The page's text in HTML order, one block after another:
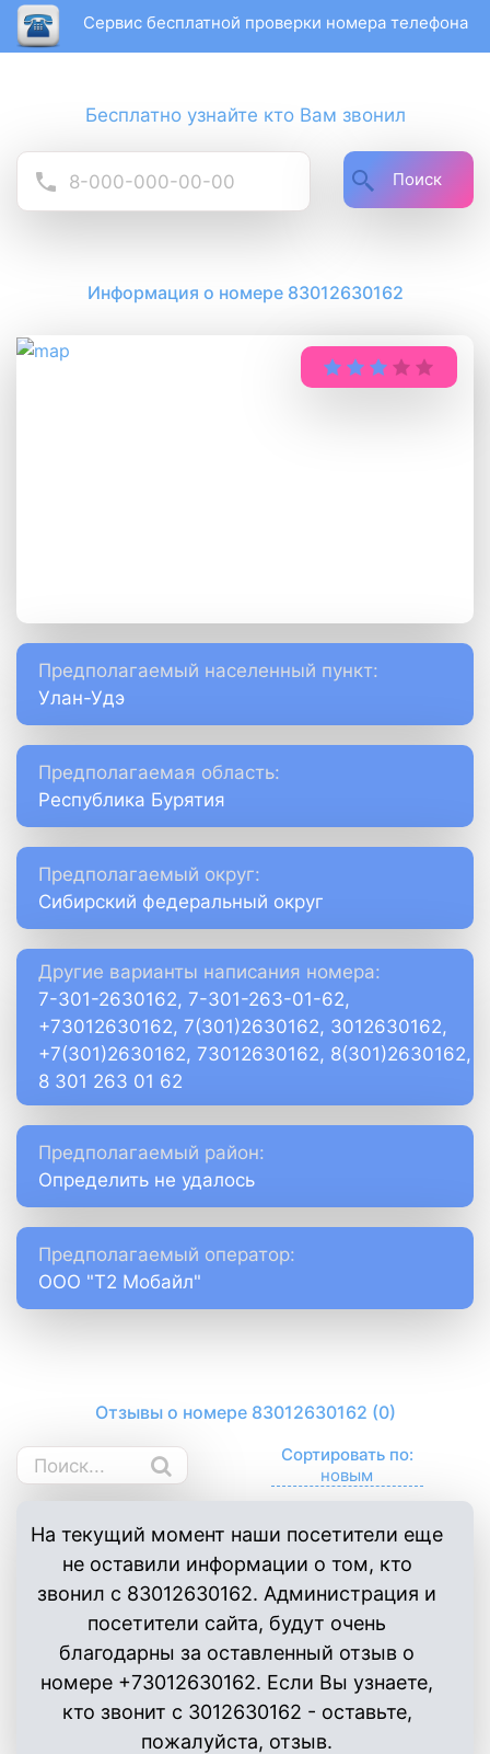
Сервис бесплатной проверки номера телефона
Бесплатно узнайте кто Вам звонил
Поиск
Информация о номере 83012630162
Предполагаемый населенный пункт:
Улан-Удэ
Предполагаемая область:
Республика Бурятия
Предполагаемый округ:
Сибирский федеральный округ
Другие варианты написания номера:
7-301-2630162, 7-301-263-01-62,
+73012630162, 7(301)2630162, 3012630162,
+7(301)2630162, 73012630162, 8(301)2630162,
8 301 263 01 62
Предполагаемый район:
Определить не удалось
Предполагаемый оператор:
ООО "Т2 Мобайл"
Отзывы о номере 83012630162 (0)
Сортировать по:
На текущий момент наши посетители еще
не оставили информации о том, кто
звонил с 83012630162. Администрация и
посетители сайта, будут очень
благодарны за оставленный отзыв о
номере +73012630162. Если Вы узнаете,
кто звонит с 3012630162 - оставьте,
пожалуйста, отзыв.